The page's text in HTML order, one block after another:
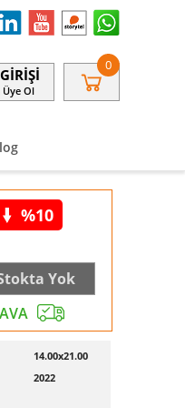
Üye Ol
0
%10
Yok
14.00x21.00
2022